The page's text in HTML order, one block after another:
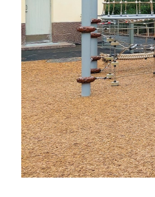
GRUP - SGM 1016-D